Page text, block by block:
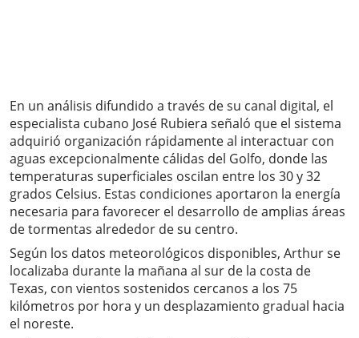
En un análisis difundido a través de su canal digital, el
especialista cubano José Rubiera señaló que el sistema
adquirió organización rápidamente al interactuar con
aguas excepcionalmente cálidas del Golfo, donde las
temperaturas superficiales oscilan entre los 30 y 32
grados Celsius. Estas condiciones aportaron la energía
necesaria para favorecer el desarrollo de amplias áreas
de tormentas alrededor de su centro.
Según los datos meteorológicos disponibles, Arthur se
localizaba durante la mañana al sur de la costa de
Texas, con vientos sostenidos cercanos a los 75
kilómetros por hora y un desplazamiento gradual hacia
el noreste.